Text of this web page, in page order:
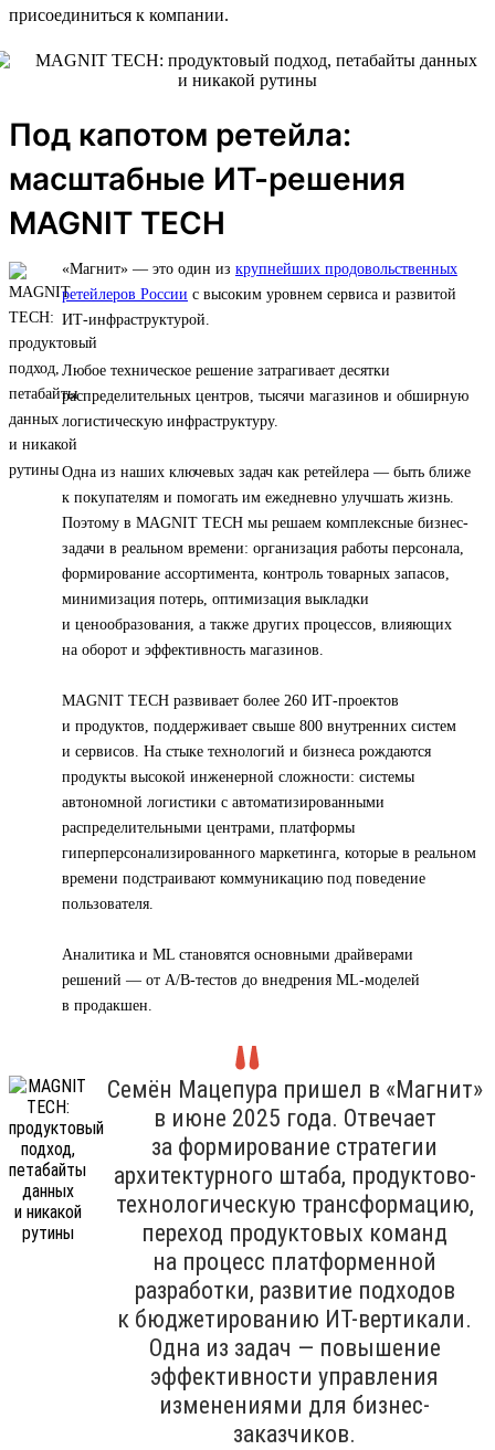
присоединиться к компании.
Под капотом ретейла:
масштабные ИТ-решения
MAGNIT TECH
«Магнит» — это один из крупнейших продовольственных
ретейлеров России с высоким уровнем сервиса и развитой
ИТ-инфраструктурой.
Любое техническое решение затрагивает десятки
распределительных центров, тысячи магазинов и обширную
логистическую инфраструктуру.
Одна из наших ключевых задач как ретейлера — быть ближе
к покупателям и помогать им ежедневно улучшать жизнь.
Поэтому в MAGNIT TECH мы решаем комплексные бизнес-
задачи в реальном времени: организация работы персонала,
формирование ассортимента, контроль товарных запасов,
минимизация потерь, оптимизация выкладки
и ценообразования, а также других процессов, влияющих
на оборот и эффективность магазинов.
MAGNIT TECH развивает более 260 ИТ-проектов
и продуктов, поддерживает свыше 800 внутренних систем
и сервисов. На стыке технологий и бизнеса рождаются
продукты высокой инженерной сложности: системы
автономной логистики с автоматизированными
распределительными центрами, платформы
гиперперсонализированного маркетинга, которые в реальном
времени подстраивают коммуникацию под поведение
пользователя.
Аналитика и ML становятся основными драйверами
решений — от A/B-тестов до внедрения ML-моделей
в продакшен.
Семён Мацепура пришел в «Магнит»
в июне 2025 года. Отвечает
за формирование стратегии
архитектурного штаба, продуктово-
технологическую трансформацию,
переход продуктовых команд
на процесс платформенной
разработки, развитие подходов
к бюджетированию ИТ-вертикали.
Одна из задач — повышение
эффективности управления
изменениями для бизнес-
заказчиков.